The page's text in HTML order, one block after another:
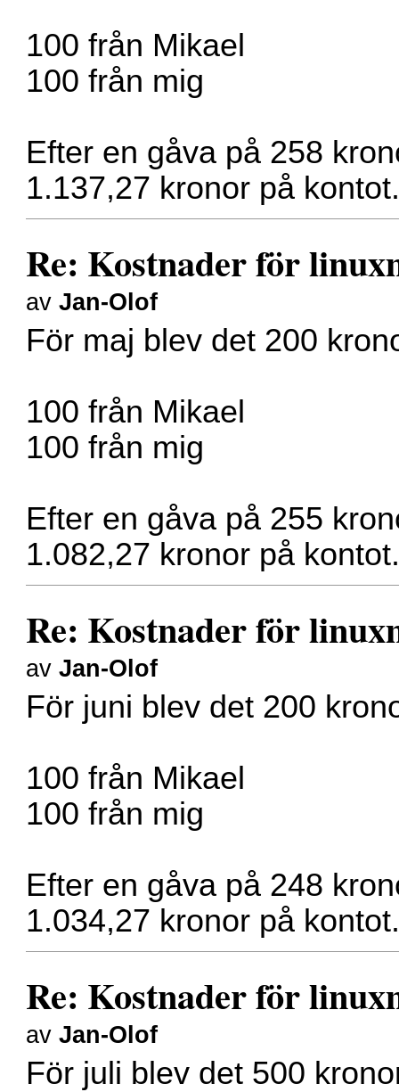
100 från Mikael
100 från mig
Efter en gåva på 258
1.137,27 kronor på
Re: Kostnader för
avJan-Olof
För maj blev det 200
100 från Mikael
100 från mig
Efter en gåva på 255
1.082,27 kronor på
Re: Kostnader för
avJan-Olof
För juni blev det 200
100 från Mikael
100 från mig
Efter en gåva på 248
1.034,27 kronor på
Re: Kostnader för
avJan-Olof
För juli blev det 500